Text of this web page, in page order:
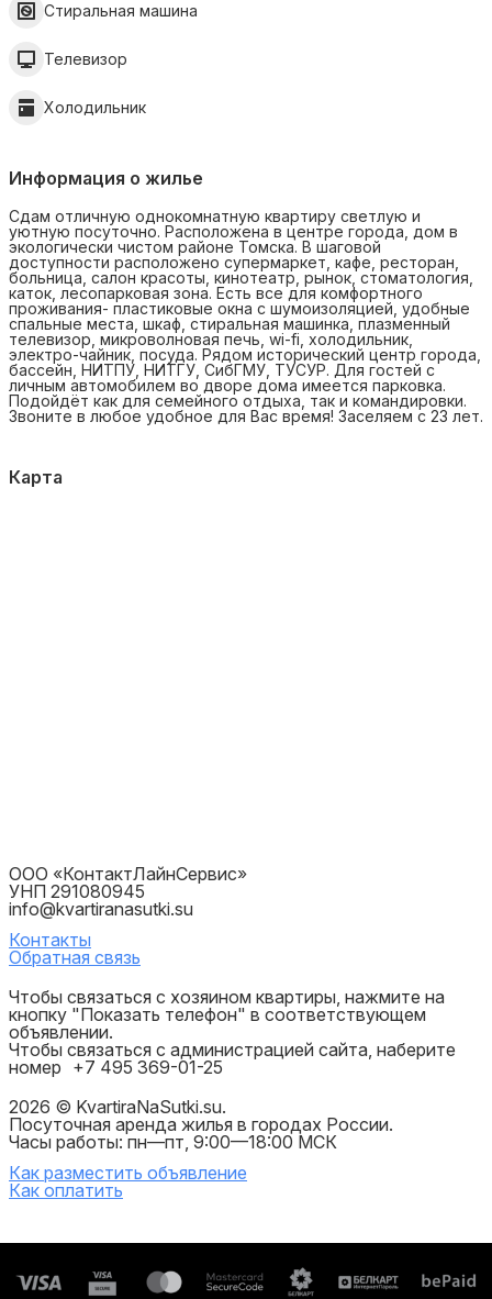
Стиральная машина
Телевизор
Холодильник
Информация о жилье
Сдам отличную однокомнатную квартиру светлую и
уютную посуточно. Расположена в центре города, дом в
экологически чистом районе Томска. В шаговой
доступности расположено супермаркет, кафе, ресторан,
больница, салон красоты, кинотеатр, рынок, стоматология,
каток, лесопарковая зона. Есть все для комфортного
проживания- пластиковые окна с шумоизоляцией, удобные
спальные места, шкаф, стиральная машинка, плазменный
телевизор, микроволновая печь, wi-fi, холодильник,
электро-чайник, посуда. Рядом исторический центр города,
бассейн, НИТПУ, НИТГУ, СибГМУ, ТУСУР. Для гостей с
личным автомобилем во дворе дома имеется парковка.
Подойдёт как для семейного отдыха, так и командировки.
Звоните в любое удобное для Вас время! Заселяем с 23 лет.
Карта
ООО «КонтактЛайнСервис»
УНП 291080945
info@kvartiranasutki.su
Контакты
Обратная связь
Чтобы связаться с хозяином квартиры, нажмите на
кнопку "Показать телефон" в соответствующем
объявлении.
Чтобы связаться с администрацией сайта, наберите
номер +7 495 369-01-25
2026 © KvartiraNaSutki.su.
Посуточная аренда жилья в городах России.
Часы работы: пн—пт, 9:00—18:00 МСК
Как разместить объявление
Как оплатить